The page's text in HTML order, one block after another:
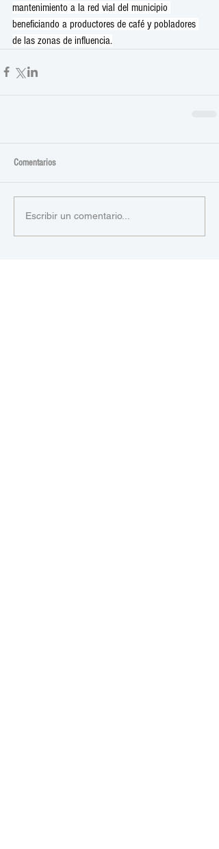
mantenimiento a la red vial del municipio
beneficiando a productores de café y pobladores
de las zonas de influencia.
Comentarios
Escribir un comentario...